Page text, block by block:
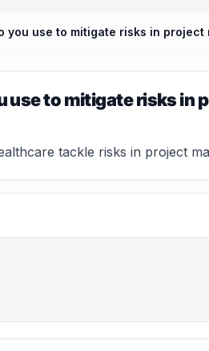
use to mitigate risks in project
to mitigate risks in
tackle risks in project